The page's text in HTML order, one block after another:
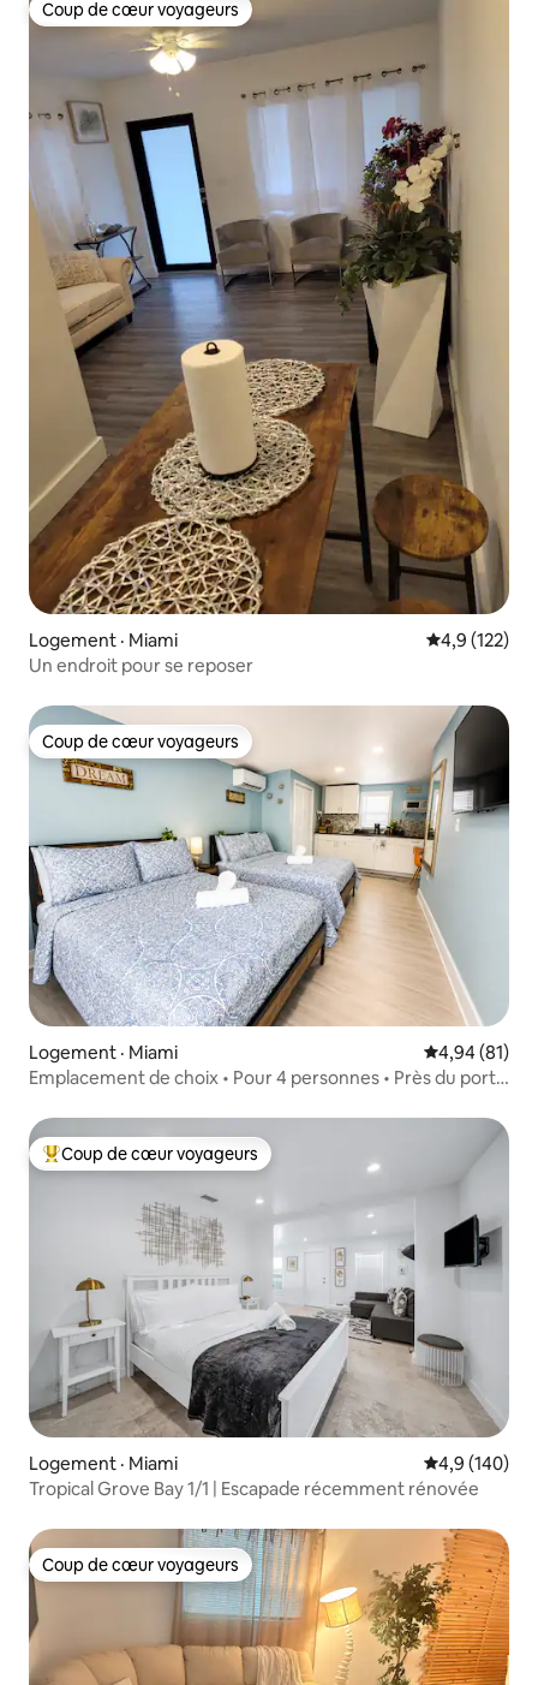
Coup de cœur voyageurs
Coup de cœur voyageurs
Logement · Miami Note
4,9 (122)
Un endroit pour se reposer
Coup de cœur voyageurs
Coup de cœur voyageurs
Logement · Miami Note
4,94 (81)
Emplacement de choix • Pour 4 personnes • Près du port •
Coup de cœur voyageurs parmi les plus aimés
Coup de cœur voyageurs
Logement · Miami Note
4,9 (140)
Tropical Grove Bay 1/1 | Escapade récemment rénovée
Coup de cœur voyageurs
Coup de cœur voyageurs